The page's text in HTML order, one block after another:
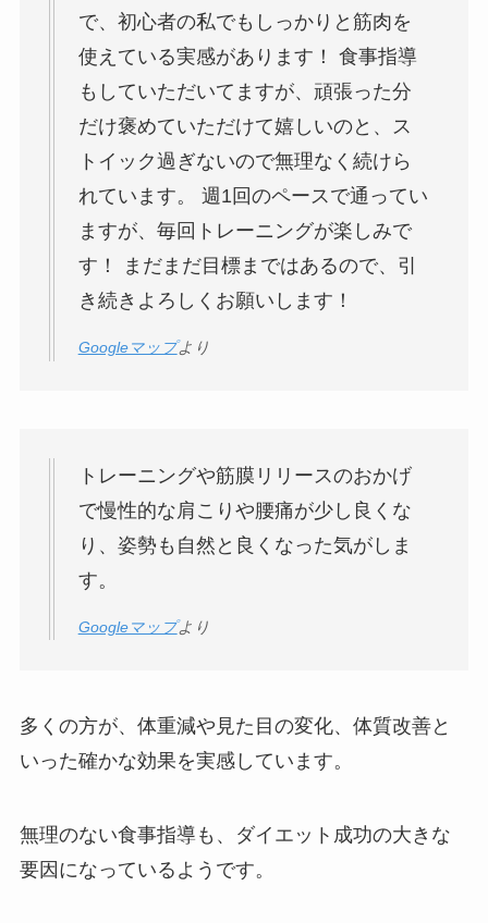
で、初心者の私でもしっかりと筋肉を
使えている実感があります！ 食事指導
もしていただいてますが、頑張った分
だけ褒めていただけて嬉しいのと、ス
トイック過ぎないので無理なく続けら
れています。 週1回のペースで通ってい
ますが、毎回トレーニングが楽しみで
す！ まだまだ目標まではあるので、引
き続きよろしくお願いします！
Googleマップより
トレーニングや筋膜リリースのおかげ
で慢性的な肩こりや腰痛が少し良くな
り、姿勢も自然と良くなった気がしま
す。
Googleマップより
多くの方が、体重減や見た目の変化、体質改善と
いった確かな効果を実感しています。
無理のない食事指導も、ダイエット成功の大きな
要因になっているようです。